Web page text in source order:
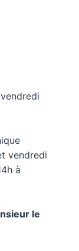
vendredi
à
le